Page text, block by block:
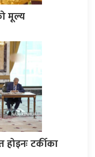
मूल्य
होइनः टर्कीका